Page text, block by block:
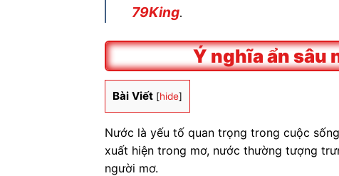
79King.
Ý nghĩa ẩn sâu
Bài Viết [hide]
Nước là yếu tố quan trọng trong cuộc
xuất hiện trong mơ, nước thường tượng
người mơ.